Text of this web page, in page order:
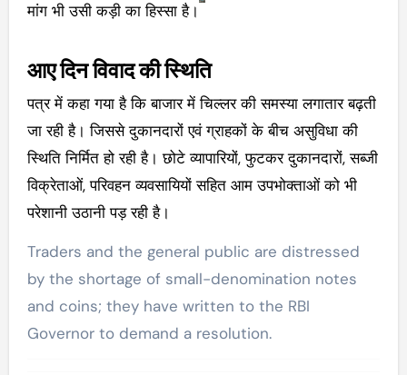
मांग भी उसी कड़ी का हिस्सा है।
आए दिन विवाद की स्थिति
पत्र में कहा गया है कि बाजार में चिल्लर की समस्या लगातार बढ़ती
जा रही है। जिससे दुकानदारों एवं ग्राहकों के बीच असुविधा की
स्थिति निर्मित हो रही है। छोटे व्यापारियों, फुटकर दुकानदारों, सब्जी
विक्रेताओं, परिवहन व्यवसायियों सहित आम उपभोक्ताओं को भी
परेशानी उठानी पड़ रही है।
Traders and the general public are distressed
by the shortage of small-denomination notes
and coins; they have written to the RBI
Governor to demand a resolution.